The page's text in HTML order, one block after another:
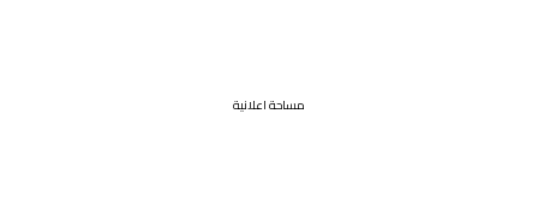
مساحة اعلانية